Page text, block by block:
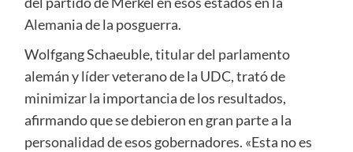
Alemania de la posguerra.
Wolfgang Schaeuble, titular del parlamento
alemán y líder veterano de la UDC, trató de
minimizar la importancia de los resultados,
afirmando que se debieron en gran parte a la
personalidad de esos gobernadores. «Esta no es